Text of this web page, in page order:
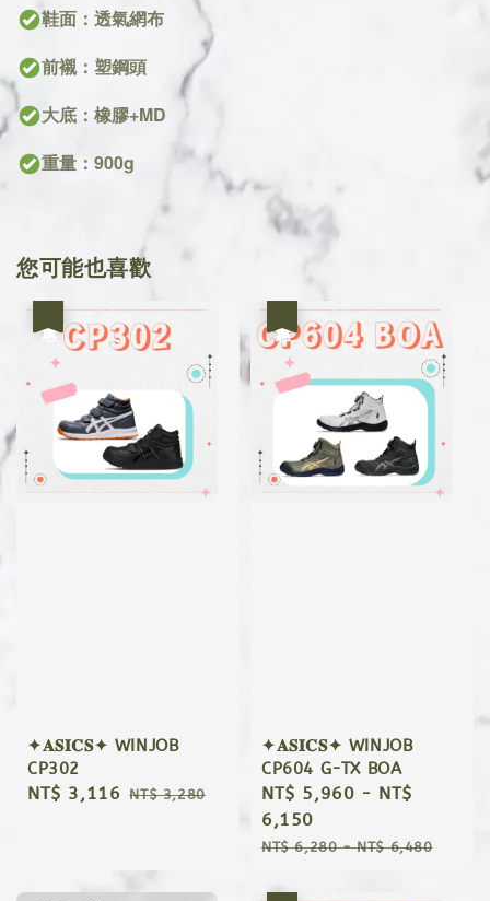
鞋面： 透氣網布
前襯：塑鋼頭
大底：橡膠+MD
重量：900g
您可能也喜歡
✦𝐀𝐒𝐈𝐂𝐒✦ WINJOB
CP302
Sale
NT$ 3,116 Regular
NT$ 3,280
✦𝐀𝐒𝐈𝐂𝐒✦ WINJOB
CP604 G-TX BOA
Sale
price
NT$ 5,960 - NT$
6,150
Regular
NT$ 6,280-NT$ 6,480